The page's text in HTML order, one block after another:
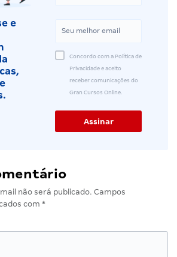
e
Concordo com a Política de
Privacidade e aceito
receber comunicações do
Gran Cursos Online.
não será publicado. Campos
com *